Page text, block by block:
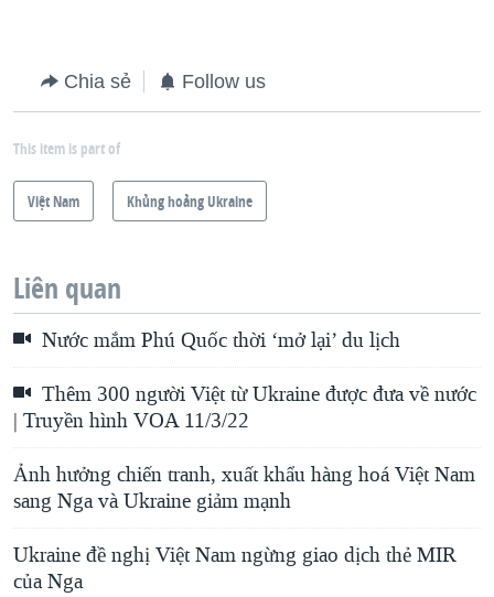
Chia sẻ Follow us
This item is part of
Việt Nam Khủng hoảng Ukraine
Liên quan
Nước mắm Phú Quốc thời ‘mở lại’ du lịch
Thêm 300 người Việt từ Ukraine được đưa về nước
| Truyền hình VOA 11/3/22
Ảnh hưởng chiến tranh, xuất khẩu hàng hoá Việt Nam
sang Nga và Ukraine giảm mạnh
Ukraine đề nghị Việt Nam ngừng giao dịch thẻ MIR
của Nga